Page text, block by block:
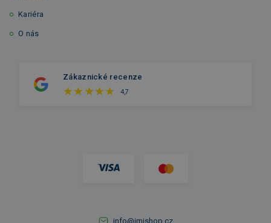
Kariéra
O nás
Zákaznické recenze
4,7
info@imishop.cz